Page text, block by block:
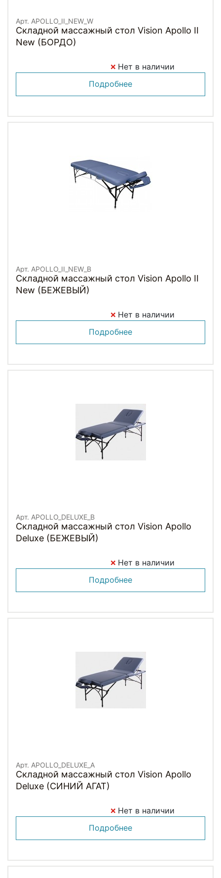
Арт. APOLLO_II_NEW_W
Складной массажный стол Vision Apollo II
New (БОРДО)
Нет в наличии
Подробнее
Арт. APOLLO_II_NEW_B
Складной массажный стол Vision Apollo II
New (БЕЖЕВЫЙ)
Нет в наличии
Подробнее
Арт. APOLLO_DELUXE_B
Складной массажный стол Vision Apollo
Deluxe (БЕЖЕВЫЙ)
Нет в наличии
Подробнее
Арт. APOLLO_DELUXE_A
Складной массажный стол Vision Apollo
Deluxe (СИНИЙ АГАТ)
Нет в наличии
Подробнее